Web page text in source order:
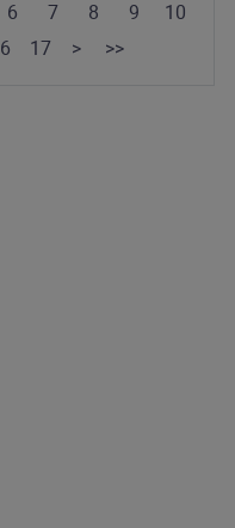
6 7 8 9
10
17 > >>